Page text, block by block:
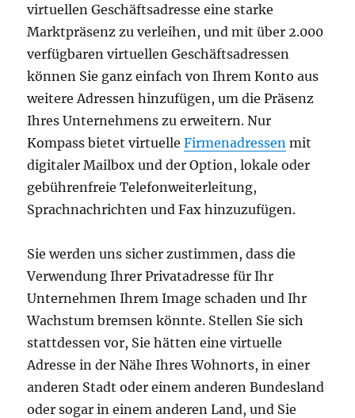
virtuellen Geschäftsadresse eine starke
Marktpräsenz zu verleihen, und mit über 2.000
verfügbaren virtuellen Geschäftsadressen
können Sie ganz einfach von Ihrem Konto aus
weitere Adressen hinzufügen, um die Präsenz
Ihres Unternehmens zu erweitern. Nur
Kompass bietet virtuelleFirmenadressen mit
digitaler Mailbox und der Option, lokale oder
gebührenfreie Telefonweiterleitung,
Sprachnachrichten und Fax hinzuzufügen.
Sie werden uns sicher zustimmen, dass die
Verwendung Ihrer Privatadresse für Ihr
Unternehmen Ihrem Image schaden und Ihr
Wachstum bremsen könnte. Stellen Sie sich
stattdessen vor, Sie hätten eine virtuelle
Adresse in der Nähe Ihres Wohnorts, in einer
anderen Stadt oder einem anderen Bundesland
oder sogar in einem anderen Land, und Sie